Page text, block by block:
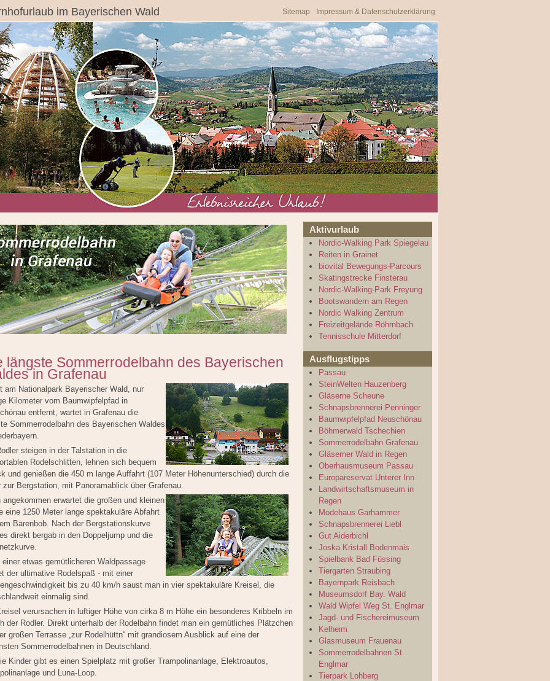
im Bayerischen Wald Impressum & Datenschutzerklärung
Sitemap
längste Sommerrodelbahn des Bayerischen
in Grafenau
am Nationalpark Bayerischer Wald, nur
Kilometer vom Baumwipfelpfad in
entfernt, wartet in Grafenau die
Sommerrodelbahn des Bayerischen Waldes
steigen in der Talstation in die
Rodelschlitten, lehnen sich bequem
und genießen die 450 m lange Auffahrt (107 Meter Höhenunterschied) durch die
zur Bergstation, mit Panoramablick über Grafenau.
angekommen erwartet die großen und kleinen
eine 1250 Meter lange spektakuläre Abfahrt
Bärenbob. Nach der Bergstationskurve
direkt bergab in den Doppeljump und die
einer etwas gemütlicheren Waldpassage
der ultimative Rodelspaß - mit einer
bis zu 40 km/h saust man in vier spektakuläre Kreisel, die
einmalig sind.
verursachen in luftiger Höhe von cirka 8 m Höhe ein besonderes Kribbeln im
der Rodler. Direkt unterhalb der Rodelbahn findet man ein gemütliches Plätzchen
großen Terrasse „zur Rodelhüttn“ mit grandiosem Ausblick auf eine der
Sommerrodelbahnen in Deutschland.
Kinder gibt es einen Spielplatz mit großer Trampolinanlage, Elektroautos,
und Luna-Loop.
Aktivurlaub
Nordic-Walking Park Spiegelau
Reiten in Grainet
biovital Bewegungs-Parcours
Skatingstrecke Finsterau
Nordic-Walking-Park Freyung
Bootswandern am Regen
Nordic Walking Zentrum
Freizeitgelände Röhrnbach
Tennisschule Mitterdorf
Ausflugstipps
Passau
SteinWelten Hauzenberg
Gläserne Scheune
Schnapsbrennerei Penninger
Baumwipfelpfad Neuschönau
Böhmerwald Tschechien
Sommerrodelbahn Grafenau
Gläserner Wald in Regen
Oberhausmuseum Passau
Europareservat Unterer Inn
Landwirtschaftsmuseum in
Regen
Modehaus Garhammer
Schnapsbrennerei Liebl
Gut Aiderbichl
Joska Kristall Bodenmais
Spielbank Bad Füssing
Tiergarten Straubing
Bayernpark Reisbach
Museumsdorf Bay. Wald
Wald Wipfel Weg St. Englmar
Jagd- und Fischereimuseum
Kelheim
Glasmuseum Frauenau
Sommerrodelbahnen St.
Englmar
Tierpark Lohberg